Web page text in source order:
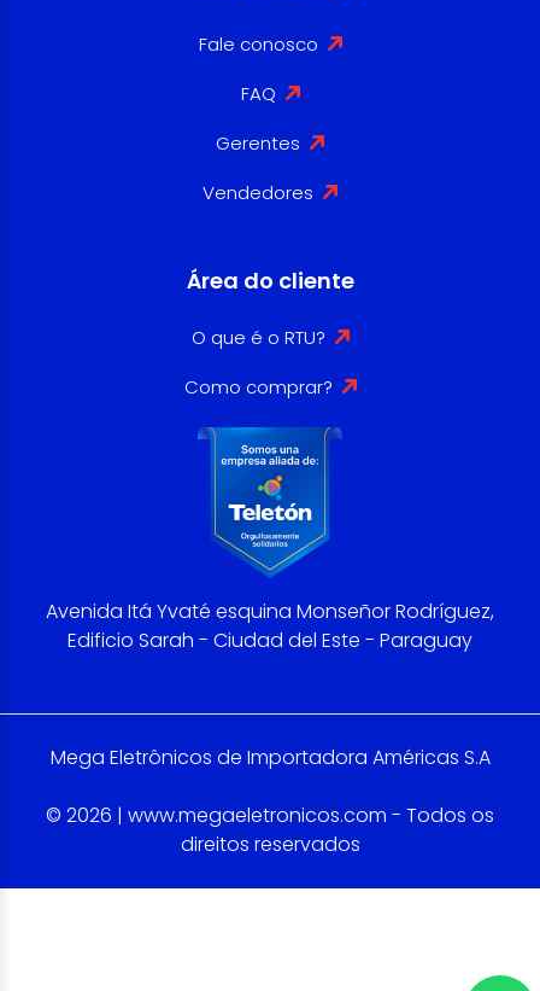
Fale conosco
FAQ
Gerentes
Vendedores
Área do cliente
O que é o RTU?
Como comprar?
Avenida Itá Yvaté esquina Monseñor Rodríguez,
Edificio Sarah - Ciudad del Este - Paraguay
Mega Eletrônicos de Importadora Américas S.A
© 2026 | www.megaeletronicos.com - Todos os
direitos reservados